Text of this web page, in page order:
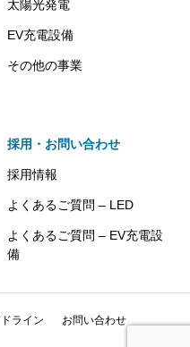
太陽光発電
EV充電設備
その他の事業
採用・お問い合わせ
採用情報
よくあるご質問 – LED
よくあるご質問 – EV充電設
備
ライン お問い合わせ